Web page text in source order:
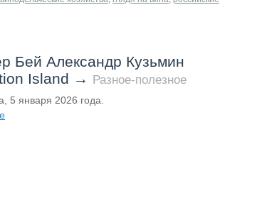
Бей Александр Кузьмин
Island → Разное-полезное
5 января 2026 года.